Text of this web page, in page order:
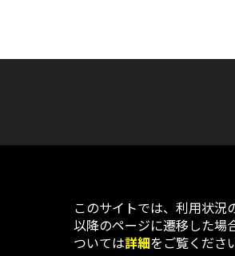
このサイトでは、利用状況
以降のページに遷移した場
ついては詳細をご覧くださ